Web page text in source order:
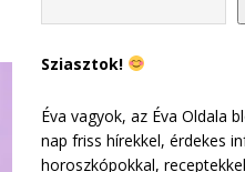
Sziasztok!
Éva vagyok, az Éva Oldala
nap friss hírekkel, érdekes
horoszkópokkal,